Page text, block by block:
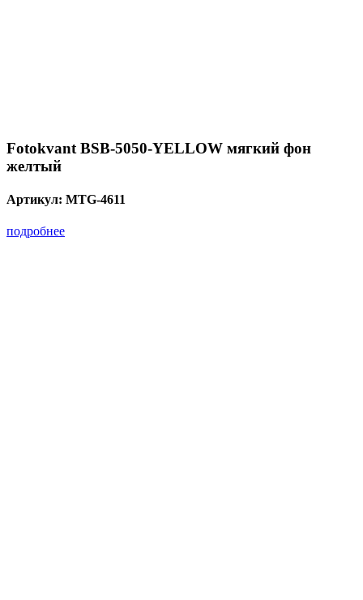
Fotokvant BSB-5050-YELLOW мягкий фон
желтый
Артикул: MTG-4611
подробнее